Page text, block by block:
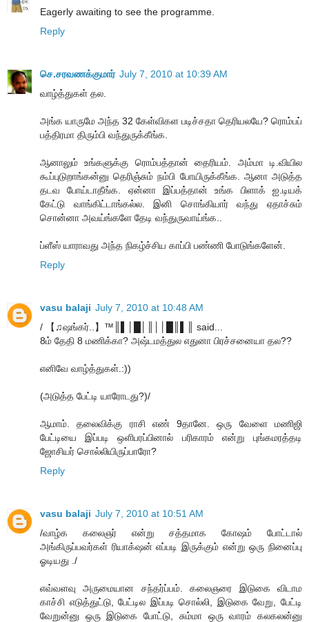
Eagerly awaiting to see the programme.
Reply
செ.சரவணக்குமார் July 7, 2010 at 10:39 AM
வாழ்த்துகள் தல.
அங்க யாருமே அந்த 32 கேள்விகள படிச்சதா தெரியலயே? ரொம்பப்
பத்திரமா திரும்பி வந்துருக்கீங்க.
ஆனாலும் உங்களுக்கு ரொம்பத்தான் தைரியம். அம்மா டி.வியில
கூப்புடுறாங்கன்னு தெரிஞ்சும் நம்பி போயிருக்கீங்க. ஆனா அடுத்த
தடவ போய்டாதீங்க. ஏன்னா இப்பத்தான் உங்க பிளாக் ஐ.டியக்
கேட்டு வாங்கிட்டாங்கல்ல. இனி சொங்கியார் வந்து ஏதாச்சும்
சொன்னா அவய்ங்களே தேடி வந்துருவாய்ங்க..
ப்ளீஸ் யாராவது அந்த நிகழ்ச்சிய காப்பி பண்ணி போடுங்களேன்.
Reply
vasu balaji July 7, 2010 at 10:48 AM
/ 【♫ஷங்கர்..】™║▌│█│║││█║▌║ said...
8ம் தேதி 8 மணிக்கா? அஷ்டமத்துல எதுனா பிரச்சனையா தல??
எனிவே வாழ்த்துகள்.:))
(அடுத்த பேட்டி யாரோடது?)/
ஆமாம். தலைவிக்கு ராசி எண் 9தானே. ஒரு வேளை மணிஜி
பேட்டியை இப்படி ஒளிபரப்பினால் பரிகாரம் என்று புங்கமரத்தடி
ஜோசியர் சொல்லியிருப்பாரோ?
Reply
vasu balaji July 7, 2010 at 10:51 AM
/வாழ்க கலைஞர் என்று சத்தமாக கோஷம் போட்டால்
அங்கிருப்பவர்கள் ரியாக்‌ஷன் எப்படி இருக்கும் என்று ஒரு நினைப்பு
ஓடியது ./
எவ்வளவு அருமையான சந்தர்ப்பம். கலைஞரை இடுகை விடாம
காச்சி எடுத்துட்டு, பேட்டில இப்படி சொல்லி, இடுகை வேறு, பேட்டி
வேறுன்னு ஒரு இடுகை போட்டு, சும்மா ஒரு வாரம் கலகலன்னு